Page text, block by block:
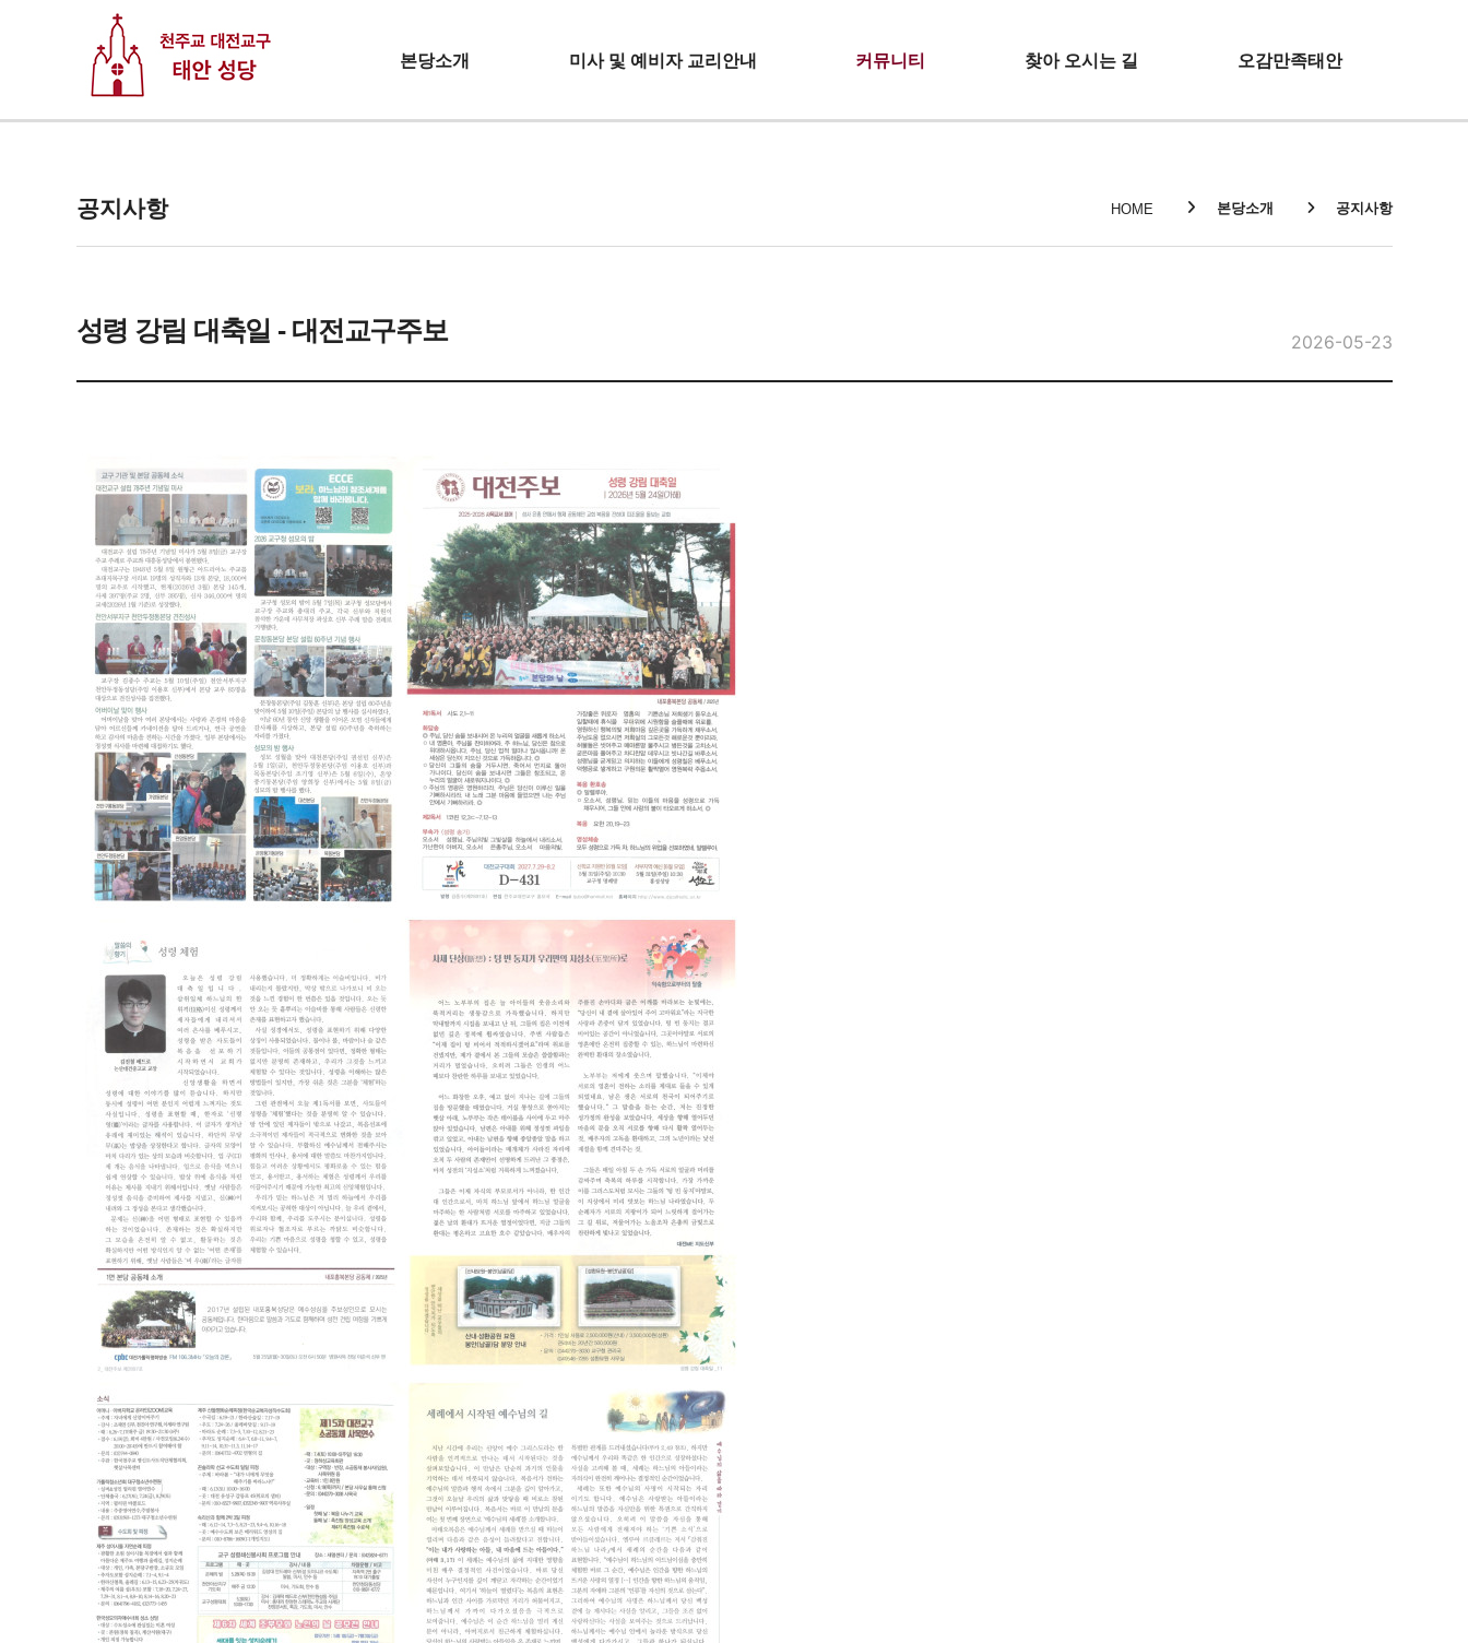
본당소개 미사 및 예비자 교리안내 커뮤니티 찾아 오시는 길 오감만족태안
공지사항 HOME 본당소개 공지사항
성령 강림 대축일 - 대전교구주보 2026-05-23